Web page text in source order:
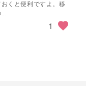
くと便利ですよ。移
1